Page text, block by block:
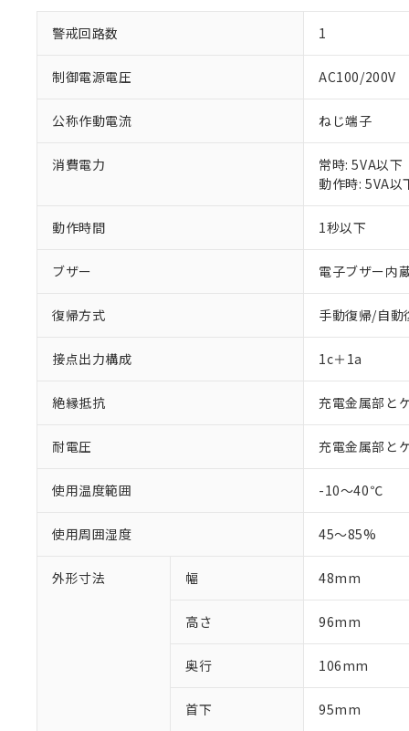
警戒回路数 1
制御電源電圧 AC100/200V
公称作動電流 ねじ端子
消費電力
常時: 5VA以下
動作時: 5VA以
動作時間 1秒以下
ブザー 電子ブザー内
復帰方式 手動復帰/自動
接点出力構成 1c＋1a
絶縁抵抗 充電金属部と
耐電圧 充電金属部と
使用温度範囲 -10～40℃
使用周囲湿度 45～85%
外形寸法 幅 48mm
高さ 96mm
奥行 106mm
首下 95mm
ご利用条件
以下の条件をお
本サービス
くものです。
当社制御機
い。
正式な納期
当社販売員
オムロン制
在庫状況お
ている必要が
お客様が当
が、当社の
さい。
※当社の共同
いる法人を
※1 対応状況
対応済み：EU
対応予定：EU
調査・確認中：
非該当品：ライ
があります。
*EU RoHS指令（10物質
鉛(Pb) 1000ppm以下
六価クロム(Cr(Ⅵ))
フタル酸ビス(2-エチ
ル（DBP） 1000ppm
但し、RoHS指令で産
フタル酸エステル類の
※2 対応予定月
部品在庫の切り
下記の非含有証
EU RoHS指令（
51物質の非含有証
混在することか
※1 中国
「×」：最大均質
「－」：未確認
*中国RoHS10物質の基
Pb(鉛) :1000ppm、
DBP(フタル酸ジブチ
※2 環境保護使
「ｅ」：有害物
「10」：通常の
当社は、こ
う）を輸出
などの必要な
当社は貴社
置等に一切
当社は、貴
また当社は
たしません。
記
号
説明
○ 一定数
△ 一定数
－
在庫な
機器販
空
白
受注生